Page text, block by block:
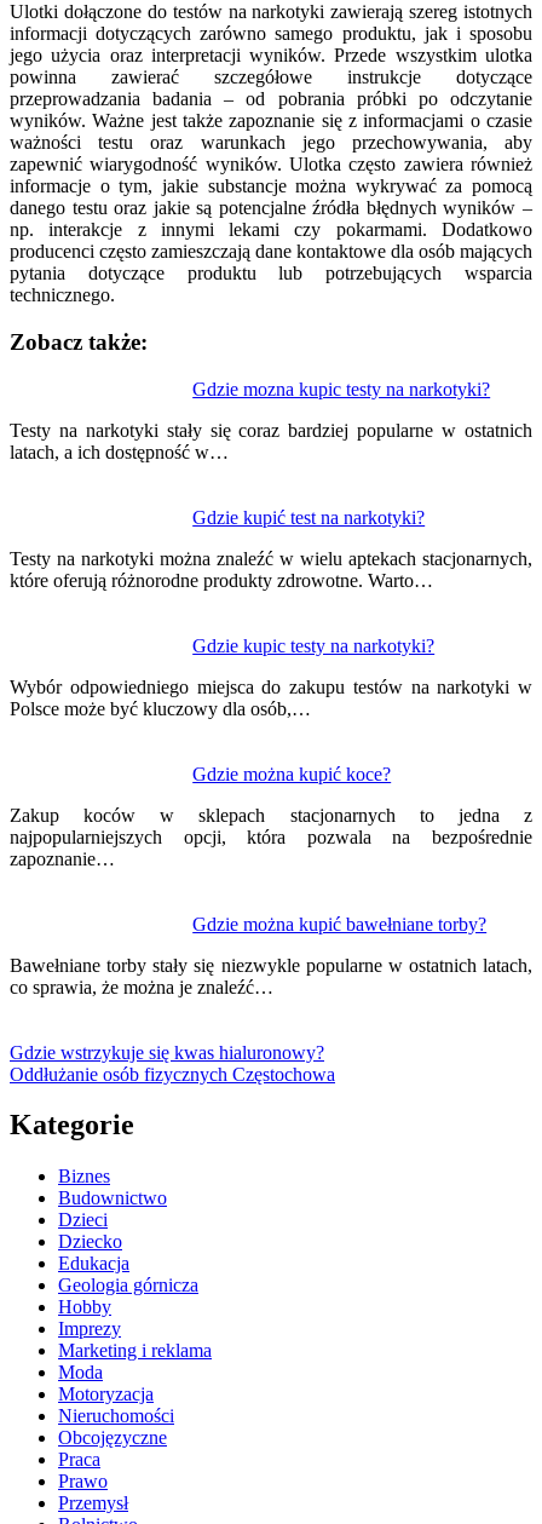
Ulotki dołączone do testów na narkotyki zawierają szereg istotnych
informacji dotyczących zarówno samego produktu, jak i sposobu
jego użycia oraz interpretacji wyników. Przede wszystkim ulotka
powinna zawierać szczegółowe instrukcje dotyczące
przeprowadzania badania – od pobrania próbki po odczytanie
wyników. Ważne jest także zapoznanie się z informacjami o czasie
ważności testu oraz warunkach jego przechowywania, aby
zapewnić wiarygodność wyników. Ulotka często zawiera również
informacje o tym, jakie substancje można wykrywać za pomocą
danego testu oraz jakie są potencjalne źródła błędnych wyników –
np. interakcje z innymi lekami czy pokarmami. Dodatkowo
producenci często zamieszczają dane kontaktowe dla osób mających
pytania dotyczące produktu lub potrzebujących wsparcia
technicznego.
Zobacz także:
Gdzie mozna kupic testy na narkotyki?
Testy na narkotyki stały się coraz bardziej popularne w ostatnich
latach, a ich dostępność w…
Gdzie kupić test na narkotyki?
Testy na narkotyki można znaleźć w wielu aptekach stacjonarnych,
które oferują różnorodne produkty zdrowotne. Warto…
Gdzie kupic testy na narkotyki?
Wybór odpowiedniego miejsca do zakupu testów na narkotyki w
Polsce może być kluczowy dla osób,…
Gdzie można kupić koce?
Zakup koców w sklepach stacjonarnych to jedna z
najpopularniejszych opcji, która pozwala na bezpośrednie
zapoznanie…
Gdzie można kupić bawełniane torby?
Bawełniane torby stały się niezwykle popularne w ostatnich latach,
co sprawia, że można je znaleźć…
wpisu
Gdzie wstrzykuje się kwas hialuronowy?
Oddłużanie osób fizycznych Częstochowa
Kategorie
Biznes
Budownictwo
Dzieci
Dziecko
Edukacja
Geologia górnicza
Hobby
Imprezy
Marketing i reklama
Moda
Motoryzacja
Nieruchomości
Obcojęzyczne
Praca
Prawo
Przemysł